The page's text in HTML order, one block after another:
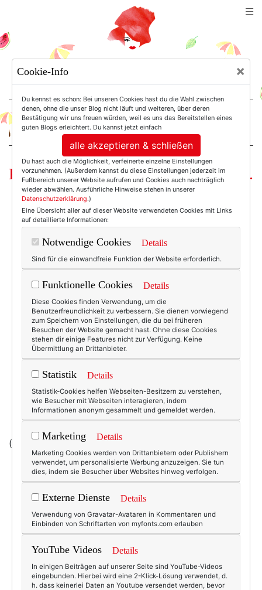
For Women. Not Girls.
Küchenlampenkunst aus dem MoMa.
( Garland in Silber; Design: Studio Tord Boontje
3421
13.03.2012
garland,lampe,silber,studio tord boontje
Cookie-Info ×
Du kennst es schon: Bei unseren Cookies hast du die Wahl zwischen
denen, ohne die unser Blog nicht läuft und weiteren, über deren
Bestätigung wir uns freuen würden, weil es uns das Bereitstellen eines
guten Blogs erleichtert. Du kannst jetzt einfach
alle akzeptieren & schließen
Du hast auch die Möglichkeit, verfeinerte einzelne Einstellungen
vorzunehmen. (Außerdem kannst du diese Einstellungen jederzeit im
Fußbereich unserer Website aufrufen und Cookies auch nachträglich
wieder abwählen. Ausführliche Hinweise stehen in unserer
Datenschutzerklärung.)
Eine Übersicht aller auf dieser Website verwendeten Cookies mit Links
auf detaillierte Informationen:
Notwendige Cookies Details
Sind für die einwandfreie Funktion der Website erforderlich.
Funktionelle Cookies Details
Diese Cookies finden Verwendung, um die
Benutzerfreundlichkeit zu verbessern. Sie dienen vorwiegend
zum Speichern von Einstellungen, die du bei früheren
Besuchen der Website gemacht hast. Ohne diese Cookies
stehen dir einige Features nicht zur Verfügung. Keine
Übermittlung an Drittanbieter.
Statistik Details
Statistik-Cookies helfen Webseiten-Besitzern zu verstehen,
wie Besucher mit Webseiten interagieren, indem
Informationen anonym gesammelt und gemeldet werden.
Marketing Details
Marketing Cookies werden von Drittanbietern oder Publishern
verwendet, um personalisierte Werbung anzuzeigen. Sie tun
dies, indem sie Besucher über Websites hinweg verfolgen.
Externe Dienste Details
Verwendung von Gravatar-Avataren in Kommentaren und
Einbinden von Schriftarten von myfonts.com erlauben
YouTube Videos Details
In einigen Beiträgen auf unserer Seite sind YouTube-Videos
eingebunden. Hierbei wird eine 2-Klick-Lösung verwendet, d.
h. dass keinerlei Daten an Youtube versendet werden, bevor